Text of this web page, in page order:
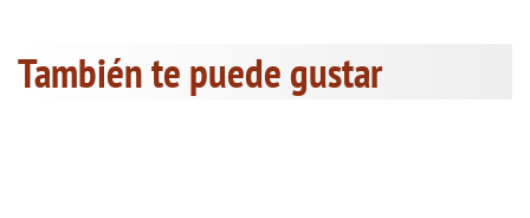
También te puede gustar